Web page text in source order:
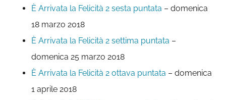
È Arrivata la Felicità 2 sesta puntata – domenica
18 marzo 2018
È Arrivata la Felicità 2 settima puntata –
domenica 25 marzo 2018
È Arrivata la Felicità 2 ottava puntata – domenica
1 aprile 2018